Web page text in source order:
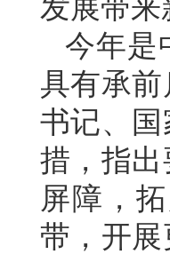
发展带
今年是
具有承
书记、
措，指
屏障，
带，开